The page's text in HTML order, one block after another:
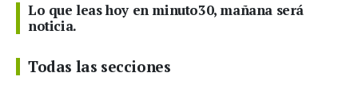
Lo que leas hoy en minuto30, mañana será
noticia.
Todas las secciones